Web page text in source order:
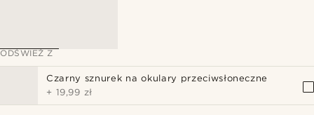
ODŚWIEŻ Z
Czarny sznurek na okulary przeciwsłoneczne
+ 19,99 zł